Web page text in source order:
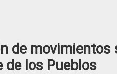
de movimientos
de los Pueblos